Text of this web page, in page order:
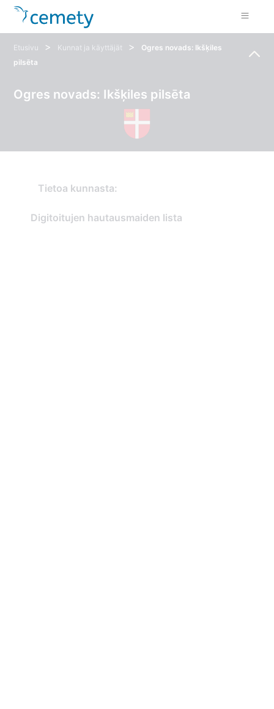
Etusivu > Kunnat ja käyttäjät >
Ogres novads: Ikšķiles
pilsēta
Ogres novads: Ikšķiles pilsēta
Digitoitujen hautausmaiden lista
Tietoa kunnasta: